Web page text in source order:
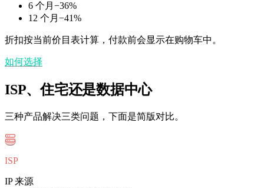
6 个月 −36%
12 个月 −41%
折扣按当前价目表计算，付款前会显示在购物车中。
如何选择
ISP、住宅还是数据中心
三种产品解决三类问题，下面是简版对比。
ISP
IP 来源